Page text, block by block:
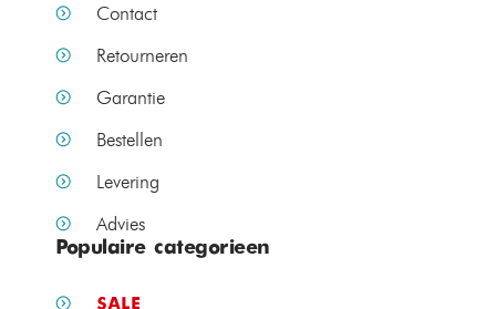
Contact
Retourneren
Garantie
Bestellen
Levering
Advies
Populaire categorieen
SALE